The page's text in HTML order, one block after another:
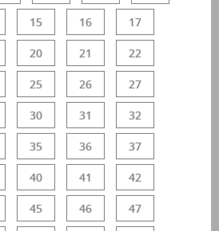
15 16 17
20 21 22
25 26 27
30 31 32
35 36 37
40 41 42
45 46 47